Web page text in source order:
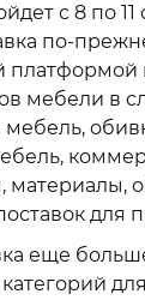
с 8 по 11
по-
платформой
мебели в
мебель,
для
еще
категорий